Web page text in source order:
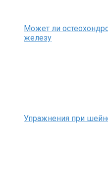
Может ли
железу
Упражнения при